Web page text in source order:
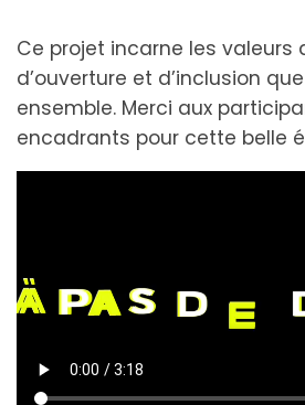
Ce projet incarne les valeurs
d’ouverture et d’inclusion
ensemble. Merci aux
encadrants pour cette belle